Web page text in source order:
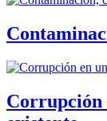
Corrupción